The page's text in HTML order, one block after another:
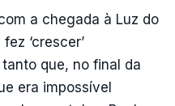
a chegada à Luz do
‘crescer’
que, no final da
era impossível